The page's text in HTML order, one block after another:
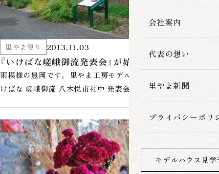
会社案内
代表の想い
里やま新聞
プライバシーポリ
モデルハウス見学
里やま便り 2013.11.03
『いけばな嵯峨御流発表会』が始まりました
雨模様の豊岡です。 里やま工房モデルハウスでは、今日から『い
けばな 嵯峨御流 八木悦甫社中 発表会』が開催され、朝から多く